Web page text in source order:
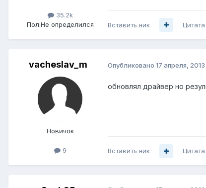
35.2k
Пол:Не определился Вставить ник Цитата
vacheslav_m
Новичок
9
Опубликовано 17 апреля, 2013
обновлял драйвер но
Вставить ник Цитата